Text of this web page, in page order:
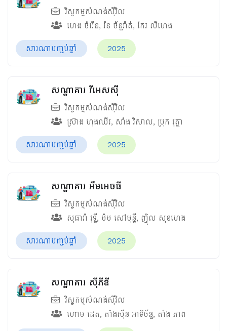
វិស្វកម្មសំណង់ស៊ីវិល
ហេង ចំរើន, រ៉ន ច័ន្ទរ៉ាត់, កែវ លីហេង
សារណាបញ្ចប់ឆ្នាំ 2025
សណ្ឋាគារ វីអេសស៊ី
វិស្វកម្មសំណង់ស៊ីវិល
ស្រ៊ាង ហុងឈីវ, សាំង វិសាល, ប្រុក វុត្ថា
សារណាបញ្ចប់ឆ្នាំ 2025
សណ្ឋាគារ អឹមអេចធី
វិស្វកម្មសំណង់ស៊ីវិល
សុធារ៉ា វុទ្ធី, ម៉ម សៅមុន្នី, ញ៉ិល សុខហេង
សារណាបញ្ចប់ឆ្នាំ 2025
សណ្ឋាគារ ស៊ីភីឌី
វិស្វកម្មសំណង់ស៊ីវិល
ហោម ដេត, តាំងស៊ីន អាទិច័ន្ទ, តាំង ភាព